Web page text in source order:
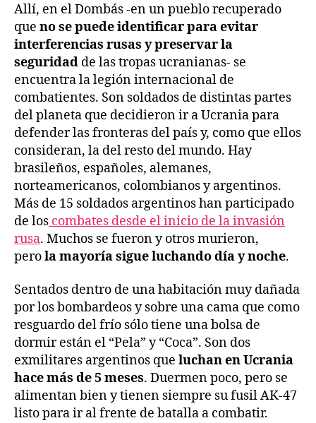
Allí, en el Dombás -en un pueblo recuperado
que no se puede identificar para evitar
interferencias rusas y preservar la
seguridad de las tropas ucranianas- se
encuentra la legión internacional de
combatientes. Son soldados de distintas partes
del planeta que decidieron ir a Ucrania para
defender las fronteras del país y, como que ellos
consideran, la del resto del mundo. Hay
brasileños, españoles, alemanes,
norteamericanos, colombianos y argentinos.
Más de 15 soldados argentinos han participado
de los combates desde el inicio de la invasión
rusa. Muchos se fueron y otros murieron,
perola mayoría sigue luchando día y noche.
Sentados dentro de una habitación muy dañada
por los bombardeos y sobre una cama que como
resguardo del frío sólo tiene una bolsa de
dormir están el “Pela” y “Coca”. Son dos
exmilitares argentinos que luchan en Ucrania
hace más de 5 meses. Duermen poco, pero se
alimentan bien y tienen siempre su fusil AK-47
listo para ir al frente de batalla a combatir.